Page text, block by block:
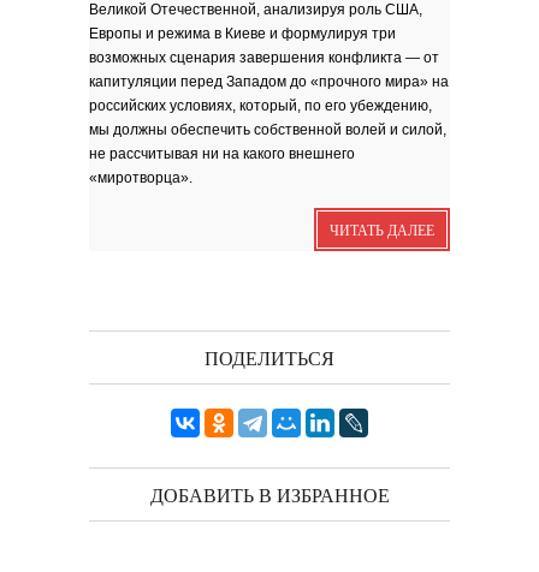
Омский писатель на
Первом городском
канале
Зола
зола. Песня
Я видела бога
забившимся в угол...
Исповедь 3.
ОСЕННЕЕ СОЛО
Дорогие друзья! В 2018 году
исполняется 95 лет...
Великой Отечественной, анализируя роль США,
Европы и режима в Киеве и формулируя три
возможных сценария завершения конфликта — от
капитуляции перед Западом до «прочного мира» на
российских условиях, который, по его убеждению,
мы должны обеспечить собственной волей и силой,
не рассчитывая ни на какого внешнего
«миротворца».
ЧИТАТЬ ДАЛЕЕ
ПОДЕЛИТЬСЯ
ДОБАВИТЬ В ИЗБРАННОЕ